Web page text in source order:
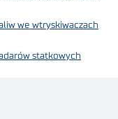
we wtryskiwaczach
statkowych